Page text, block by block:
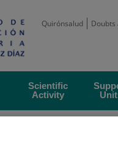
Quirónsalud Doubts
Scientific
Activity